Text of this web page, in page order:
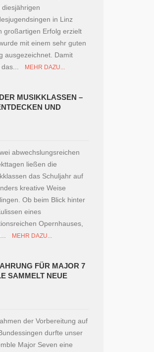
diesjährigen
in Linz
großartigen Erfolg erzielt
mit einem sehr guten
ausgezeichnet. Damit
das...
MEHR DAZU...
MUSIKKLASSEN –
UND
abwechslungsreichen
ließen die
das Schuljahr auf
kreative Weise
Ob beim Blick hinter
eines
Opernhauses,
MEHR DAZU...
FÜR MAJOR 7
SAMMELT NEUE
der Vorbereitung auf
durfte unser
Major Seven eine